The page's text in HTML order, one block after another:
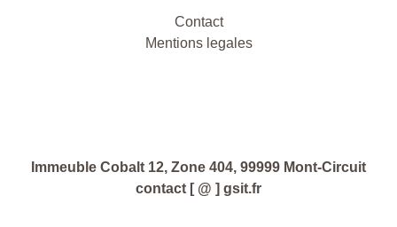
Contact
Mentions legales
Immeuble Cobalt 12, Zone 404, 99999 Mont-Circuit
contact [ @ ] gsit.fr